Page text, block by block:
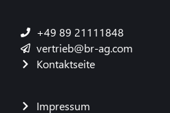
+49 89 21111848
vertrieb@br-ag.com
Kontaktseite
Impressum